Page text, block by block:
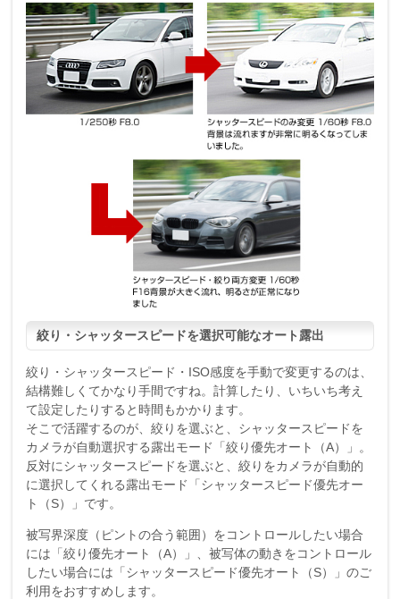
絞り・シャッタースピードを選択可能なオート露出
絞り・シャッタースピード・ISO感度を手動で変更するのは、
結構難しくてかなり手間ですね。計算したり、いちいち考え
て設定したりすると時間もかかります。
そこで活躍するのが、絞りを選ぶと、シャッタースピードを
カメラが自動選択する露出モード「絞り優先オート（A）」。
反対にシャッタースピードを選ぶと、絞りをカメラが自動的
に選択してくれる露出モード「シャッタースピード優先オー
ト（S）」です。
被写界深度（ピントの合う範囲）をコントロールしたい場合
には「絞り優先オート（A）」、被写体の動きをコントロール
したい場合には「シャッタースピード優先オート（S）」のご
利用をおすすめします。